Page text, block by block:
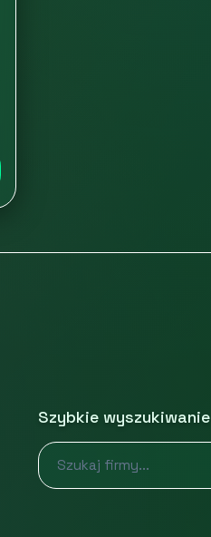
Szybkie wyszukiwanie